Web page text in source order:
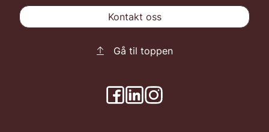
Kontakt oss
Gå til toppen